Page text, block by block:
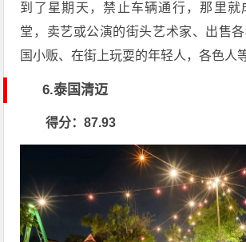
到了星期天，禁止车辆通行，那里就
堂，卖艺或公演的街头艺术家、出售
国小贩、在街上玩耍的年轻人，各色人
6.泰国清迈
得分：87.93